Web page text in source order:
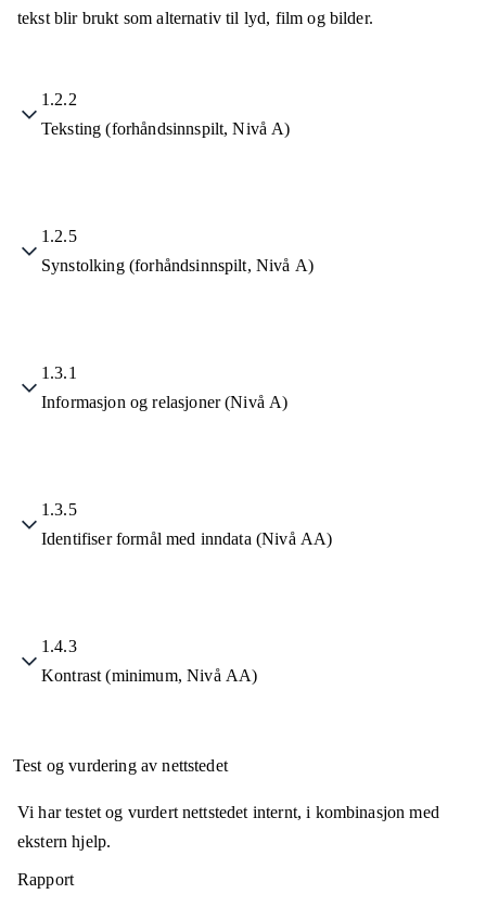
tekst blir brukt som alternativ til lyd, film og bilder.
1.2.2
Teksting (forhåndsinnspilt, Nivå A)
1.2.5
Synstolking (forhåndsinnspilt, Nivå A)
1.3.1
Informasjon og relasjoner (Nivå A)
1.3.5
Identifiser formål med inndata (Nivå AA)
1.4.3
Kontrast (minimum, Nivå AA)
Test og vurdering av nettstedet
Vi har testet og vurdert nettstedet internt, i kombinasjon med
ekstern hjelp.
Rapport